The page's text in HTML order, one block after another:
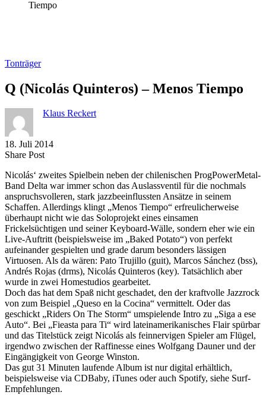
Tonträger
Q (Nicolás Quinteros) – Menos Tiempo
Klaus Reckert
18. Juli 2014
Share PostShare
Facebook
Copy
to
clipboard
Send
via
eMail
Nicolás‘ zweites Spielbein neben der chilenischen ProgPowerMetal-
Band Delta war immer schon das Auslassventil für die nochmals
anspruchsvolleren, stark jazzbeeinflussten Ansätze in seinem
Schaffen. Allerdings klingt „Menos Tiempo“ erfreulicherweise
überhaupt nicht wie das Soloprojekt eines einsamen
Frickelsüchtigen und seiner Keyboard-Wälle, sondern eher wie ein
Live-Auftritt (beispielsweise im „Baked Potato“) von perfekt
aufeinander gespielten und grade darum besonders lässigen
Virtuosen. Als da wären: Pato Trujillo (guit), Marcos Sánchez (bss),
Andrés Rojas (drms), Nicolás Quinteros (key). Tatsächlich aber
wurde in zwei Homestudios gearbeitet.
Doch das hat dem Spaß nicht geschadet, den der kraftvolle Jazzrock
von zum Beispiel „Queso en la Cocina“ vermittelt. Oder das
geschickt „Riders On The Storm“ umspielende Intro zu „Siga a ese
Auto“. Bei „Fieasta para Ti“ wird lateinamerikanisches Flair spürbar
und das Titelstück zeigt Nicolás als feinnervigen Spieler am Flügel,
irgendwo zwischen der Raffinesse eines Wolfgang Dauner und der
Eingängigkeit von George Winston.
Das gut 31 Minuten laufende Album ist nur digital erhältlich,
beispielsweise via CDBaby, iTunes oder auch Spotify, siehe Surf-
Empfehlungen.